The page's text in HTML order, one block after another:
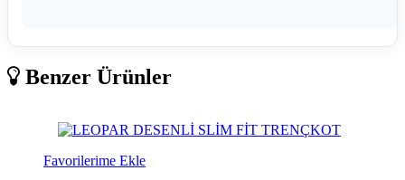
Benzer Ürünler
Favorilerime Ekle